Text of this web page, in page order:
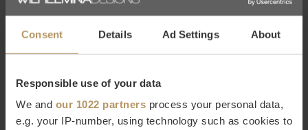
Consent Details Ad Settings About
Responsible use of your data
We and our 1022 partners process your personal data,
e.g. your IP-number, using technology such as cookies to
YOI outdoor furniture
derde en meest recente merk binnen deze familie, vormt YOI
een aanvulling op de toonaangevende merken Borek en Max
& Luuk. YOI presenteert eenverrassend geprijsde serie